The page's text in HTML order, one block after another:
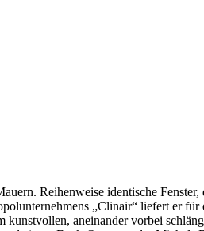
Reihenweise identische
„Clinair“ liefert er
aneinander vorbei